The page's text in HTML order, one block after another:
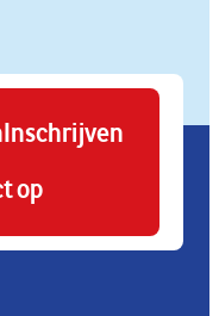
Inschrijven
op